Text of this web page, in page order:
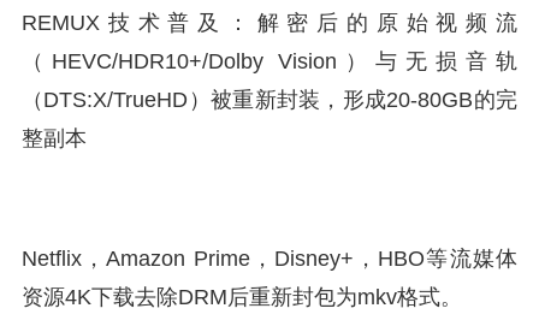
REMUX技术普及：解密后的原始视频流
（HEVC/HDR10+/Dolby Vision）与无损音轨
（DTS:X/TrueHD）被重新封装，形成20-80GB的完
整副本
Netflix，Amazon Prime，Disney+，HBO等流媒体
资源4K下载去除DRM后重新封包为mkv格式。